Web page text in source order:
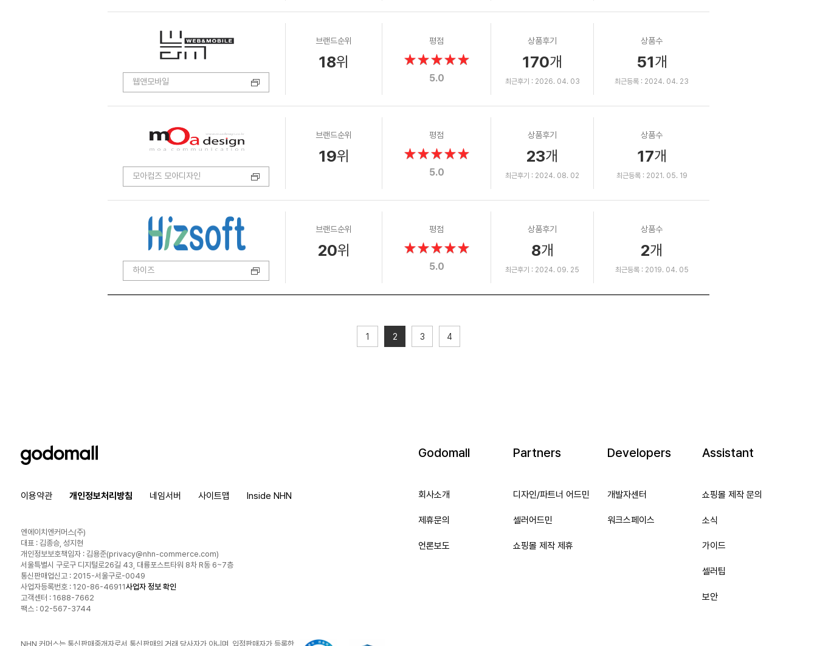
웹앤모바일
브랜드순위
18위
평점
5.0
상품후기
170개
최근후기 : 2026. 04. 03
상품수
51개
최근등록 : 2024. 04. 23
모아컴즈 모아디자인
브랜드순위
19위
평점
5.0
상품후기
23개
최근후기 : 2024. 08. 02
상품수
17개
최근등록 : 2021. 05. 19
하이즈
브랜드순위
20위
평점
5.0
상품후기
8개
최근후기 : 2024. 09. 25
상품수
2개
최근등록 : 2019. 04. 05
1 2 3 4
godomall
이용약관 개인정보처리방침 네임서버 사이트맵 Inside NHN
엔에이치엔커머스(주)
대표 : 김종승, 성지현
개인정보보호책임자 : 김용준(privacy@nhn-commerce.com)
서울특별시 구로구 디지털로26길 43, 대륭포스트타워 8차 R동 6~7층
통신판매업신고 : 2015-서울구로-0049
사업자등록번호 : 120-86-46911사업자 정보 확인
고객센터 : 1688-7662
팩스 : 02-567-3744
NHN 커머스는 통신판매중개자로서 통신판매의 거래 당사자가 아니며, 입점판매자가 등록한
Godomall
회사소개
제휴문의
언론보도
Partners
디자인/파트너 어드민
셀러어드민
쇼핑몰 제작 제휴
Developers
개발자센터
워크스페이스
Assistant
쇼핑몰 제작 문의
소식
가이드
셀러팁
보안